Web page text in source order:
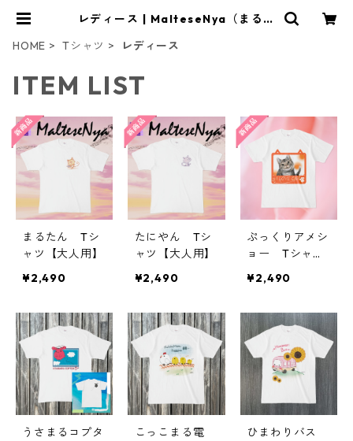
レディース | MalteseNya（まるた
HOME
Tシャツ レディース
ITEM LIST
まるたん Tシ
ャツ【大人用】
¥2,490
たにやん Tシ
ャツ【大人用】
¥2,490
ぷっくりアメシ
ョー Tシャツ
¥2,490
うさまるコプタ
こっこまる電
ひまわりバス